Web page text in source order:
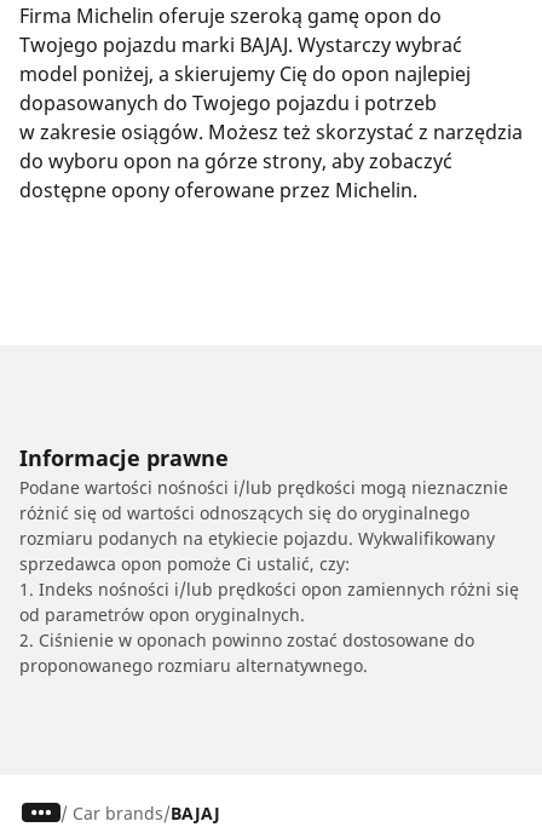
Firma Michelin oferuje szeroką gamę opon do
Twojego pojazdu marki BAJAJ. Wystarczy wybrać
model poniżej, a skierujemy Cię do opon najlepiej
dopasowanych do Twojego pojazdu i potrzeb
w zakresie osiągów. Możesz też skorzystać z narzędzia
do wyboru opon na górze strony, aby zobaczyć
dostępne opony oferowane przez Michelin.
Informacje prawne
Podane wartości nośności i/lub prędkości mogą nieznacznie
różnić się od wartości odnoszących się do oryginalnego
rozmiaru podanych na etykiecie pojazdu. Wykwalifikowany
sprzedawca opon pomoże Ci ustalić, czy:
1. Indeks nośności i/lub prędkości opon zamiennych różni się
od parametrów opon oryginalnych.
2. Ciśnienie w oponach powinno zostać dostosowane do
proponowanego rozmiaru alternatywnego.
/ Car brands BAJAJ